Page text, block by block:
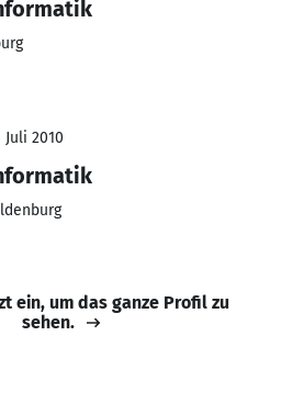
Juli 2010
ein, um das ganze Profil zu
sehen.